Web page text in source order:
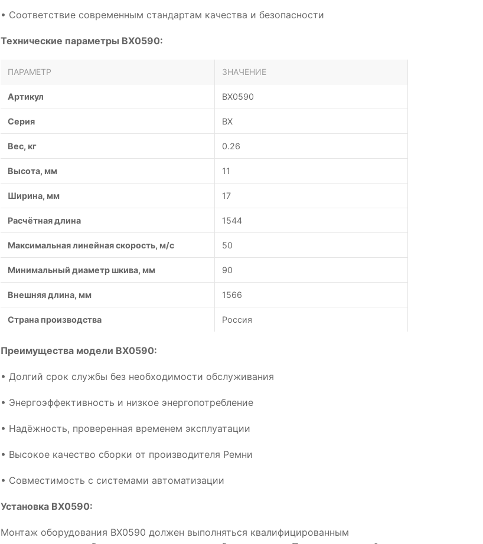
• Соответствие современным стандартам качества и безопасности
Технические параметры BX0590:
ПАРАМЕТР ЗНАЧЕНИЕ
Артикул BX0590
Серия BX
Вес, кг 0.26
Высота, мм 11
Ширина, мм 17
Расчётная длина 1544
Максимальная линейная скорость, м/с 50
Минимальный диаметр шкива, мм 90
Внешняя длина, мм 1566
Страна производства Россия
Преимущества модели BX0590:
• Долгий срок службы без необходимости обслуживания
• Энергоэффективность и низкое энергопотребление
• Надёжность, проверенная временем эксплуатации
• Высокое качество сборки от производителя Ремни
• Совместимость с системами автоматизации
Установка BX0590:
Монтаж оборудования BX0590 должен выполняться квалифицированным